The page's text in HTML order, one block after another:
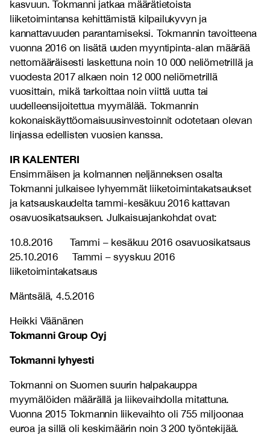
kasvuun. Tokmanni jatkaa määrätietoista
liiketoimintansa kehittämistä kilpailukyvyn ja
kannattavuuden parantamiseksi. Tokmannin tavoitteena
vuonna 2016 on lisätä uuden myyntipinta-alan määrää
nettomääräisesti laskettuna noin 10 000 neliömetrillä ja
vuodesta 2017 alkaen noin 12 000 neliömetrillä
vuosittain, mikä tarkoittaa noin viittä uutta tai
uudelleensijoitettua myymälää. Tokmannin
kokonaiskäyttöomaisuusinvestoinnit odotetaan olevan
linjassa edellisten vuosien kanssa.
IR KALENTERI
Ensimmäisen ja kolmannen neljänneksen osalta
Tokmanni julkaisee lyhyemmät liiketoimintakatsaukset
ja katsauskaudelta tammi-kesäkuu 2016 kattavan
osavuosikatsauksen. Julkaisuajankohdat ovat:
10.8.2016 Tammi – kesäkuu 2016 osavuosikatsaus
25.10.2016 Tammi – ­syyskuu 2016
liiketoimintakatsaus
Mäntsälä, 4.5.2016
Heikki Väänänen
Tokmanni Group Oyj
Tokmanni lyhyesti
Tokmanni on Suomen suurin halpakauppa
myymälöiden määrällä ja liikevaihdolla mitattuna.
Vuonna 2015 Tokmannin liikevaihto oli 755 miljoonaa
euroa ja sillä oli keskimäärin noin 3 200 työntekijää.